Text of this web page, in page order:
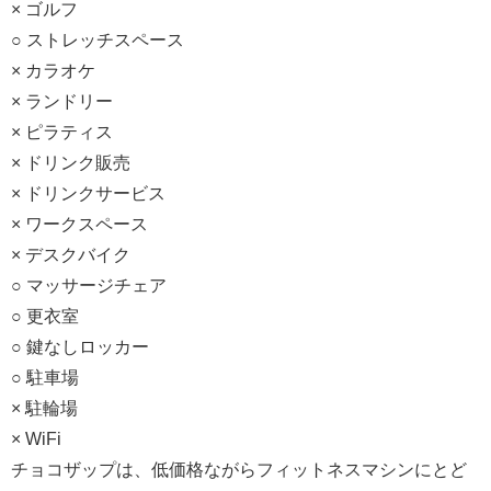
× ゴルフ
○ ストレッチスペース
× カラオケ
× ランドリー
× ピラティス
× ドリンク販売
× ドリンクサービス
× ワークスペース
× デスクバイク
○ マッサージチェア
○ 更衣室
○ 鍵なしロッカー
○ 駐車場
× 駐輪場
× WiFi
チョコザップは、低価格ながらフィットネスマシンにとど